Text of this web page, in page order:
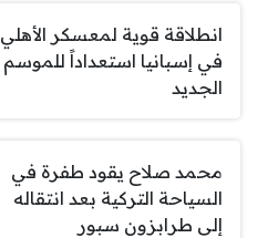
انطلاقة قوية لمعسكر الأهلي
في إسبانيا استعداداً للموسم
الجديد
محمد صلاح يقود طفرة في
السياحة التركية بعد انتقاله
إلى طرابزون سبور